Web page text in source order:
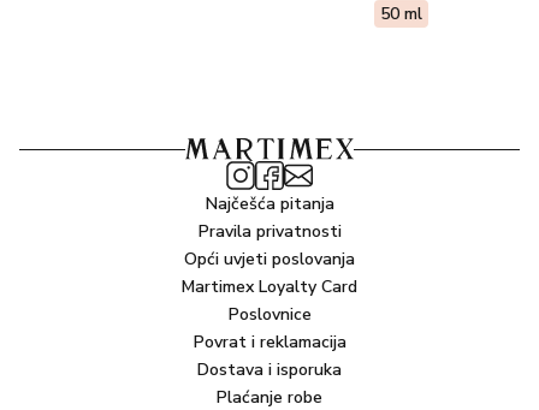
50 ml
Najčešća pitanja
Pravila privatnosti
Opći uvjeti poslovanja
Martimex Loyalty Card
Poslovnice
Povrat i reklamacija
Dostava i isporuka
Plaćanje robe